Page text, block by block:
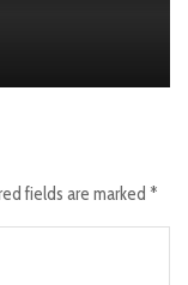
fields are marked *